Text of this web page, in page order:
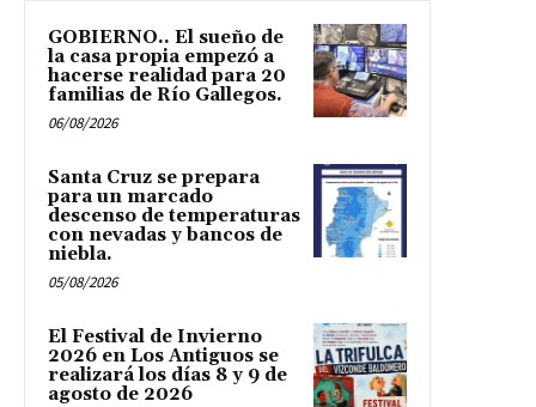
GOBIERNO.. El sueño de
la casa propia empezó a
hacerse realidad para 20
familias de Río Gallegos.
06/08/2026
Santa Cruz se prepara
para un marcado
descenso de temperaturas
con nevadas y bancos de
niebla.
05/08/2026
El Festival de Invierno
2026 en Los Antiguos se
realizará los días 8 y 9 de
agosto de 2026